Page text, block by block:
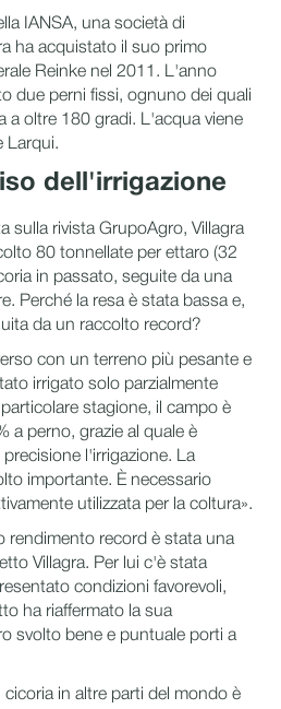
IANSA, una società di
ha acquistato il suo primo
Reinke nel 2011. L'anno
due perni fissi, ognuno dei quali
a oltre 180 gradi. L'acqua viene
Larqui.
dell'irrigazione
sulla rivista GrupoAgro, Villagra
80 tonnellate per ettaro (32
in passato, seguite da una
Perché la resa è stata bassa e,
da un raccolto record?
con un terreno più pesante e
irrigato solo parzialmente
stagione, il campo è
a perno, grazie al quale è
l'irrigazione. La
importante. È necessario
utilizzata per la coltura».
rendimento record è stata una
Villagra. Per lui c'è stata
condizioni favorevoli,
ha riaffermato la sua
svolto bene e puntuale porti a
cicoria in altre parti del mondo è